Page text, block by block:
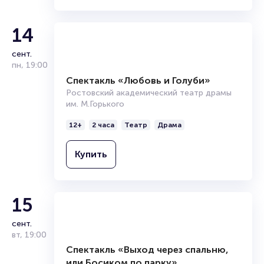
14
сент.
пн, 19:00
Спектакль «Любовь и Голуби»
Ростовский академический театр драмы
12+ 2 часа
15